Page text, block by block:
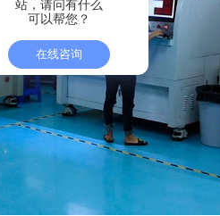
站，请问有什么
可以帮您？
在线咨询